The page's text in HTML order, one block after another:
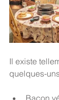
Il existe
quelques-
Bacon